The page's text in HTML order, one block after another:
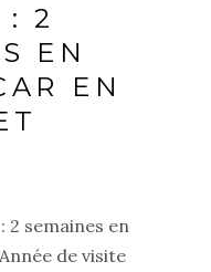
: 2
EN
EN
2 semaines en
de visite